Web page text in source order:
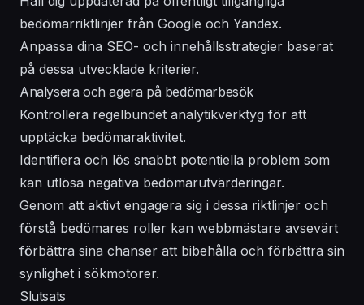
bedömarriktlinjer från Google och Yandex.
Anpassa dina SEO- och innehållsstrategier baserat
på dessa utvecklade kriterier.
Analysera och agera på bedömarbesök
Kontrollera regelbundet analytikverktyg för att
upptäcka bedömaraktivitet.
Identifiera och lös snabbt potentiella problem som
kan utlösa negativa bedömarutvärderingar.
Genom att aktivt engagera sig i dessa riktlinjer och
förstå bedömares roller kan webbmästare avsevärt
förbättra sina chanser att bibehålla och förbättra sin
synlighet i sökmotorer.
Slutsats